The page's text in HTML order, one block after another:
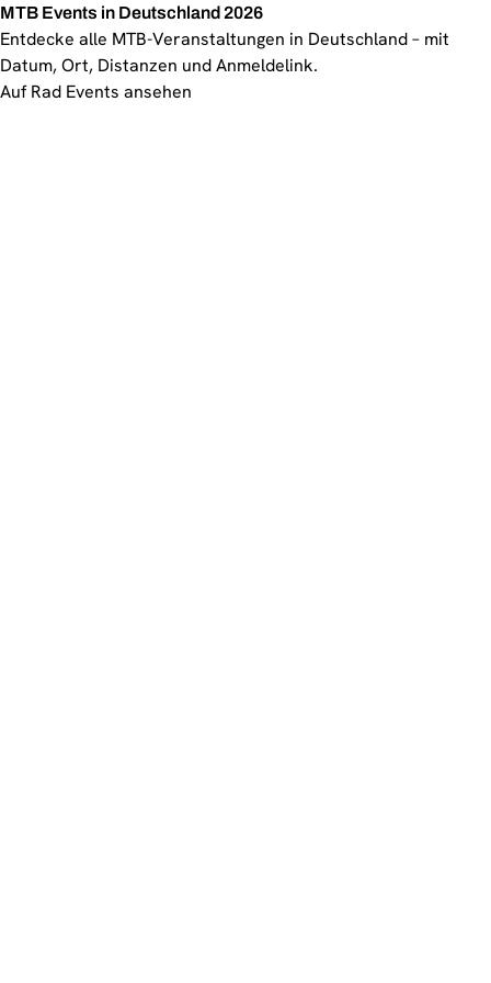
MTB Events in Deutschland 2026
Entdecke alle MTB-Veranstaltungen in Deutschland – mit
Datum, Ort, Distanzen und Anmeldelink.
Auf Rad Events ansehen